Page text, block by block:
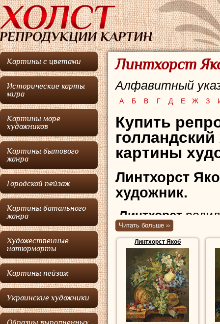
Картины с цветами
Исторические карты
мира
Картины море
художников
Картины бытового
жанра
Городской пейзаж
Картины батального
жанра
Художественные
натюрморты
Картины пейзаж
Украинские художники
Линтхорст
Алфавитный
А Б В Г Д Е Ж З
Купить
картины
Линтхорст
художник.
Линтхорст
мастер
последователем
Линтхорстстал
Луки в 1789 году.
Линтхорст Якоб
Репродукции
Читать больше ››
Линтхорст Якоб